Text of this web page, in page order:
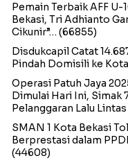
Pemain Terbaik AFF U-
Bekasi, Tri Adhianto
Cikunir”… (66855)
Disdukcapil Catat
Pindah Domisili ke
Operasi Patuh Jaya
Dimulai Hari Ini, Simak
Pelanggaran Lalu Lintas
SMAN 1 Kota Bekasi
Berprestasi dalam
(44608)